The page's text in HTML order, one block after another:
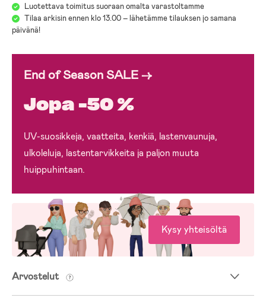
Luotettava toimitus suoraan omalta varastoltamme
Tilaa arkisin ennen klo 13.00 – lähetämme tilauksen jo samana
päivänä!
End of Season SALE →
Jopa -50 %
UV-suosikkeja, vaatteita, kenkiä, lastenvaunuja,
ulkoleluja, lastentarvikkeita ja paljon muuta
huippuhintaan.
Kysy yhteisöltä
Arvostelut